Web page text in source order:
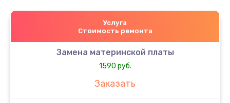
Услуга
Стоимость ремонта
Замена материнской платы
1590 руб.
Заказать